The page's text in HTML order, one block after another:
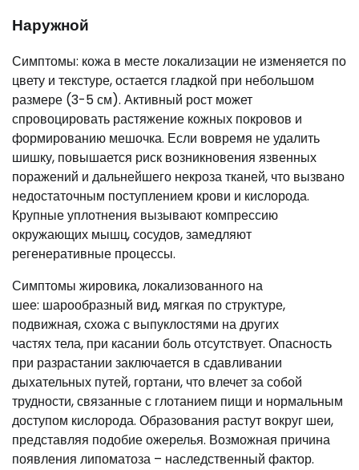
Наружной
Симптомы: кожа в месте локализации не изменяется по
цвету и текстуре, остается гладкой при небольшом
размере (3-5 см). Активный рост может
спровоцировать растяжение кожных покровов и
формированию мешочка. Если вовремя не удалить
шишку, повышается риск возникновения язвенных
поражений и дальнейшего некроза тканей, что вызвано
недостаточным поступлением крови и кислорода.
Крупные уплотнения вызывают компрессию
окружающих мышц, сосудов, замедляют
регенеративные процессы.
Симптомы жировика, локализованного на
шее: шарообразный вид, мягкая по структуре,
подвижная, схожа с выпуклостями на других
частях тела, при касании боль отсутствует. Опасность
при разрастании заключается в сдавливании
дыхательных путей, гортани, что влечет за собой
трудности, связанные с глотанием пищи и нормальным
доступом кислорода. Образования растут вокруг шеи,
представляя подобие ожерелья. Возможная причина
появления липоматоза – наследственный фактор.